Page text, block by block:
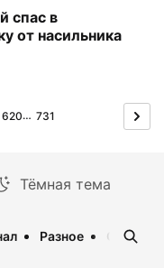
спас в
от насильника
620… 731
Разное